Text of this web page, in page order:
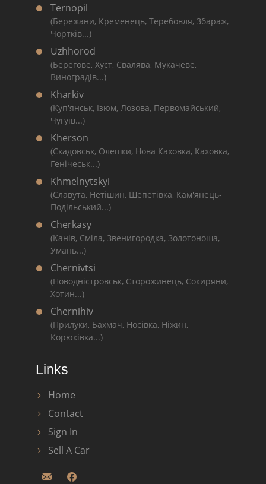
Ternopil
(Бережани, Кременець, Теребовля, Збараж,
Чортків...)
Uzhhorod
(Берегове, Хуст, Свалява, Мукачеве,
Виноградів...)
Kharkiv
(Куп'янськ, Ізюм, Лозова, Первомайський,
Чугуїв...)
Kherson
(Скадовськ, Олешки, Нова Каховка, Каховка,
Генічеськ...)
Khmelnytskyi
(Славута, Нетішин, Шепетівка, Кам'янець-
Подільський...)
Cherkasy
(Канів, Сміла, Звенигородка, Золотоноша,
Умань...)
Chernivtsi
(Новодністровськ, Сторожинець, Сокиряни,
Хотин...)
Chernihiv
(Прилуки, Бахмач, Носівка, Ніжин,
Корюківка...)
Links
Home
Contact
Sign In
Sell A Car